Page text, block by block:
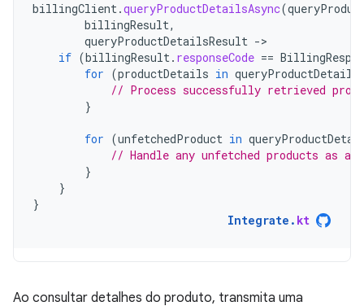
billingClient.queryProductDetailsAsync(
billingResult,
queryProductDetailsResult -
if (billingResult. responseCode ==
for (productDetails in
// Process successfully retrieved
}
for (unfetchedProduct in
// Handle any unfetched products as
}
}
}
Integrate . kt
Ao consultar detalhes do produto, transmita uma